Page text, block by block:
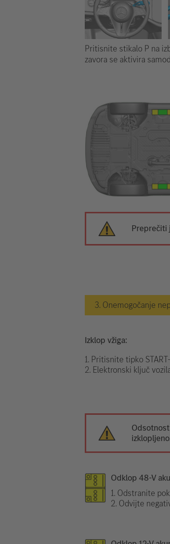
Pritisnite stikalo P na
zavora se aktivira
Preprečiti
3. Onemogočanje
Izklop vžiga:
1. Pritisnite tipko
2. Elektronski ključ
Odklop 48-V
1. Odstranite
2. Odvijte